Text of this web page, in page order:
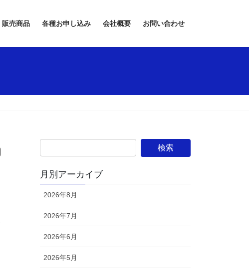
販売商品 各種お申し込み 会社概要 お問い合わせ
月別アーカイブ
2026年8月
2026年7月
2026年6月
2026年5月